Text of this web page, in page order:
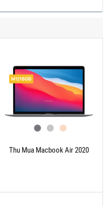
Thu Mua Macbook Air 2020